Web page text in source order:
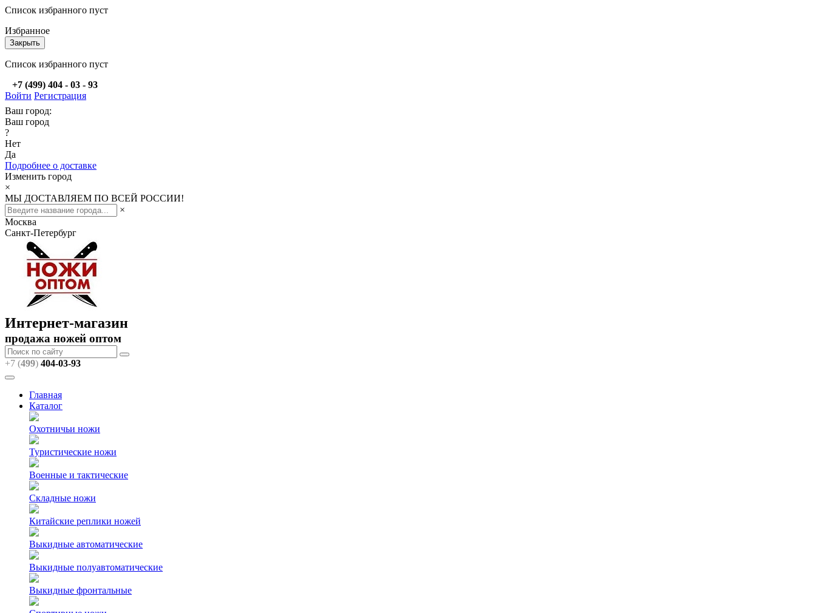
Список избранного пуст
Избранное
Закрыть
Список избранного пуст
+7 (499) 404 - 03 - 93
Войти Регистрация
Ваш город:
Ваш город
?
Нет
Да
Подробнее о доставке
Изменить город
×
МЫ ДОСТАВЛЯЕМ ПО ВСЕЙ РОССИИ!
×
Москва
Санкт-Петербург
Интернет-магазин
продажа ножей оптом
+7 (499) 404-03-93
Главная
Каталог
Охотничьи ножи
Туристические ножи
Военные и тактические
Складные ножи
Китайские реплики ножей
Выкидные автоматические
Выкидные полуавтоматические
Выкидные фронтальные